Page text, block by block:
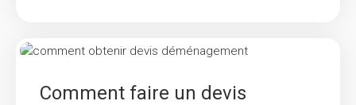
Comment faire un devis